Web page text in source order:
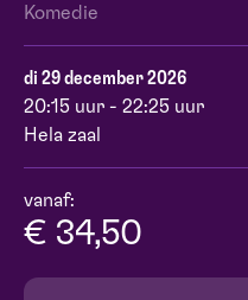
Komedie
di 29 december 2026
20:15 uur - 22:25 uur
Hela zaal
vanaf:
€ 34,50